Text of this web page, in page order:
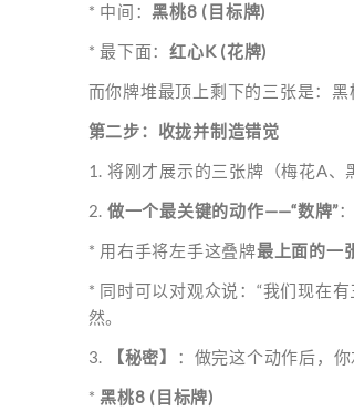
* 中间：黑桃8 (目标牌)
* 最下面： 红心K (花牌)
而你牌堆最顶上剩下的三张是：
第二步：收拢并制造错觉
1. 将刚才展示的三张牌（梅花A、
2. 做一个最关键的动作——“数牌”：
* 用右手将左手这叠牌最上面的一
* 同时可以对观众说：“我们现在
然。
3.
【秘密】
：做完这个动作后，
* 黑桃8 (目标牌)